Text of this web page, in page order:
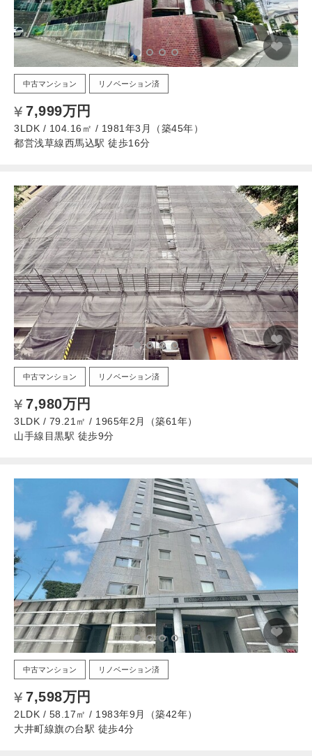
中古マンション リノベーション済
7,999万円
3LDK / 104.16㎡ / 1981年3月（築45年）
都営浅草線西馬込駅 徒歩16分
中古マンション リノベーション済
7,980万円
3LDK / 79.21㎡ / 1965年2月（築61年）
山手線目黒駅 徒歩9分
中古マンション リノベーション済
7,598万円
2LDK / 58.17㎡ / 1983年9月（築42年）
大井町線旗の台駅 徒歩4分